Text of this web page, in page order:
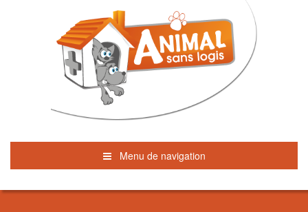
Menu de navigation